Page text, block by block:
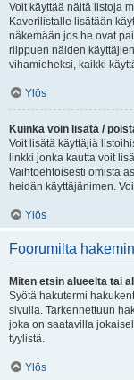
Voit käyttää näitä listoja
Kaverilistalle lisätään
näkemään jos he ovat
riippuen näiden
vihamieheksi, kaikki
Ylös
Kuinka voin lisätä /
Voit lisätä käyttäjiä
linkki jonka kautta voit
Vaihtoehtoisesti omista
heidän käyttäjänimen.
Ylös
Foorumilta
Miten etsin alueelta tai
Syötä hakutermi
sivulla. Tarkennettuun
joka on saatavilla
tyylistä.
Ylös